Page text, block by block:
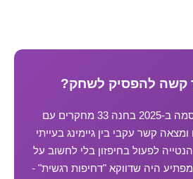
קשה להפסיק לשחק?
מטא-אנליזה שפורסמה ב-2025 בחנה 33 מחקרים עם
ומצאה קשר עקבי בין גיימינג בעייתי
לפעול בחיפזון בלי לחשוב על
היה שדווקא "דחיפות רגשית" -